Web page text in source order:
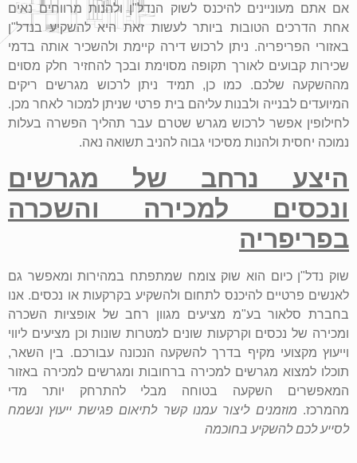
אם אתם מעוניינים להיכנס לשוק הנדל"ן ולהנות מרווחים נאים
אחת הדרכים הטובות ביותר לעשות זאת היא להשקיע בנדל"ן
באזורי הפריפריה. ניתן לרכוש דירה קיימת ולהשכיר אותה בדמי
שכירות קבועים לאורך תקופה מסוימת ובכך להחזיר חלק מסוים
מההשקעה שלכם. כמו כן, תמיד ניתן לרכוש מגרשים ריקים
המיועדים לבנייה ולבנות עליהם בית פרטי שניתן למכור לאחר מכן.
לחילופין אפשר לרכוש מגרש שטרם עבר תהליך הפשרה בעלות
נמוכה יחסית ולהנות מסיכוי גבוה להניב תשואה נאה.
היצע נרחב של מגרשים
ונכסים למכירה והשכרה
בפריפריה
שוק נדל"ן כיום הוא שוק צומח שמתפתח במהירות ומאפשר גם
לאנשים פרטיים להיכנס לתחום ולהשקיע בקרקעות או נכסים. אנו
בחברת סלאור בע"מ מציעים מגוון רחב של אופציות השכרה
ומכירה של נכסים וקרקעות שונים למטרות שונות וכן מציעים ליווי
וייעוץ מקצועי מקיף בדרך להשקעה הנכונה עבורכם. בין השאר,
תוכלו למצוא מגרשים למכירה ברחובות ומגרשים למכירה באזור
המאפשרים השקעה בטוחה מבלי להתרחק יותר מדי
מהמרכז. מוזמנים ליצור עמנו קשר לתיאום פגישת ייעוץ ונשמח
לסייע לכם להשקיע בחוכמה